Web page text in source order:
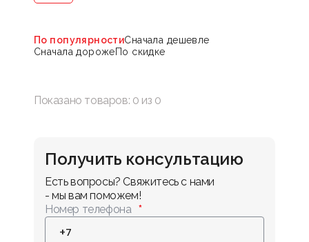
По популярностиСначала дешевле
Сначала дорожеПо скидке
Показано товаров: 0 из 0
Получить консультацию
Есть вопросы? Свяжитесь с нами
- мы вам поможем!
Номер телефона